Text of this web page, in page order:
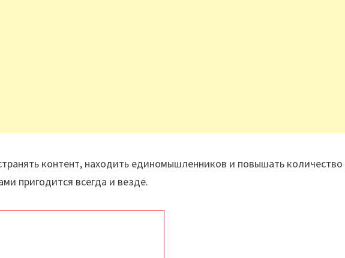
контент, находить единомышленников и повышать количество
пригодится всегда и везде.